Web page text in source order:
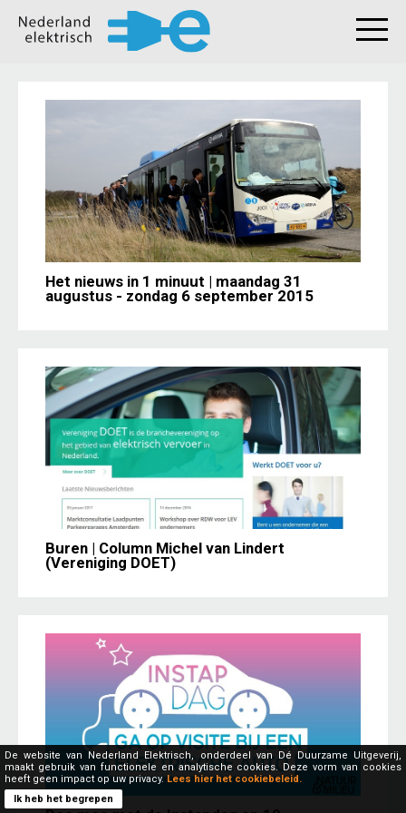
Het nieuws in 1 minuut | maandag 31
augustus - zondag 6 september 2015
Buren | Column Michel van Lindert
(Vereniging DOET)
De website van Nederland Elektrisch, onderdeel van Dé Duurzame Uitgeverij,
maakt gebruik van functionele en analytische cookies. Deze vorm van cookies
heeft geen impact op uw privacy.Lees hier het cookiebeleid.
Ik heb het begrepen